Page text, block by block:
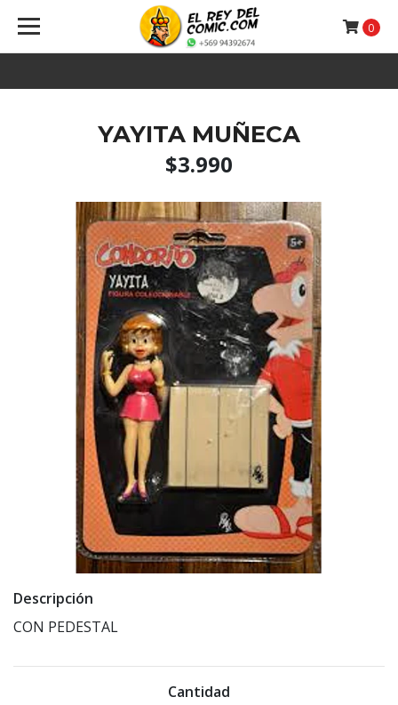
0
YAYITA MUÑECA
$3.990
Descripción
CON PEDESTAL
Cantidad